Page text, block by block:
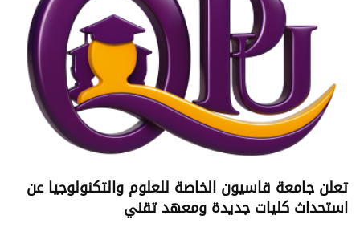
تعلن جامعة قاسيون الخاصة للعلوم والتكنولوجيا عن
استحداث كليات جديدة ومعهد تقني